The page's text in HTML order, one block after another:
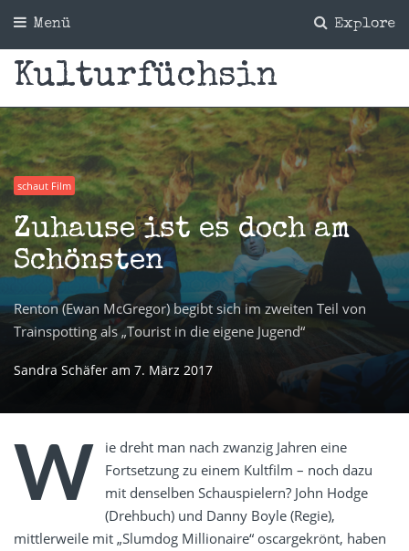
Explore
Menü
Kulturfüchsin
schaut Film
Zuhause ist es doch am
Schönsten
Renton (Ewan McGregor) begibt sich im zweiten Teil von
Trainspotting als „Tourist in die eigene Jugend“
Sandra Schäfer am 7. März 2017
W
ie dreht man nach zwanzig Jahren eine
Fortsetzung zu einem Kultfilm – noch dazu
mit denselben Schauspielern? John Hodge
(Drehbuch) und Danny Boyle (Regie),
mittlerweile mit „Slumdog Millionaire“ oscargekrönt, haben